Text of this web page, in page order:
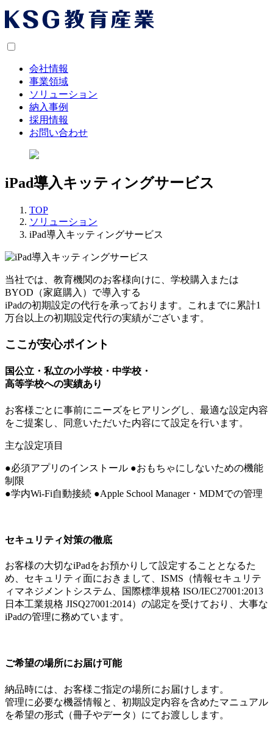
会社情報
事業領域
ソリューション
納入事例
採用情報
お問い合わせ
iPad導入キッティングサービス
TOP
ソリューション
iPad導入キッティングサービス
当社では、教育機関のお客様向けに、学校購入または
BYOD（家庭購入）で導入する
iPadの初期設定の代行を承っております。これまでに累計1
万台以上の初期設定代行の実績がございます。
ここが安心ポイント
国公立・私立の小学校・中学校・
高等学校への実績あり
お客様ごとに事前にニーズをヒアリングし、最適な設定内容
をご提案し、同意いただいた内容にて設定を行います。
主な設定項目
●必須アプリのインストール ●おもちゃにしないための機能
制限
●学内Wi-Fi自動接続 ●Apple School Manager・MDMでの管理
セキュリティ対策の徹底
お客様の大切なiPadをお預かりして設定することとなるた
め、セキュリティ面におきまして、ISMS（情報セキュリテ
ィマネジメントシステム、国際標準規格 ISO/IEC27001:2013
日本工業規格 JISQ27001:2014）の認定を受けており、大事な
iPadの管理に務めています。
ご希望の場所にお届け可能
納品時には、お客様ご指定の場所にお届けします。
管理に必要な機器情報と、初期設定内容を含めたマニュアル
を希望の形式（冊子やデータ）にてお渡しします。